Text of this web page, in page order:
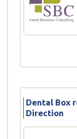
Dental Box
Direction